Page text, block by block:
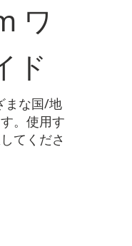
ワ
ド
まな国/地
。使用す
てくださ